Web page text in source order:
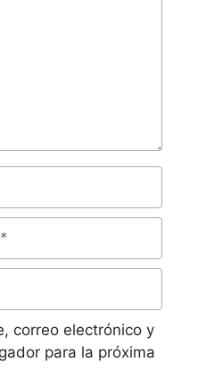
correo electrónico y
para la próxima